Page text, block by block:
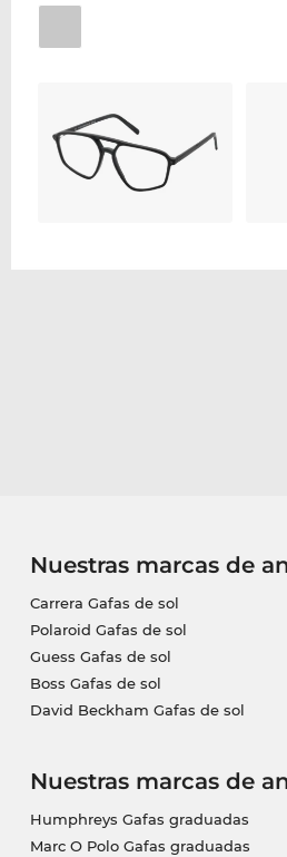
Nuestras marcas de
Carrera Gafas de sol
Polaroid Gafas de sol
Guess Gafas de sol
Boss Gafas de sol
David Beckham Gafas de sol
Nuestras marcas de
Humphreys Gafas graduadas
Marc O Polo Gafas graduadas